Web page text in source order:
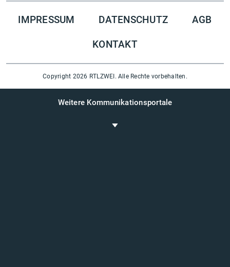
IMPRESSUM DATENSCHUTZ AGB
KONTAKT
Copyright 2026 RTLZWEI. Alle Rechte vorbehalten.
Weitere Kommunikationsportale